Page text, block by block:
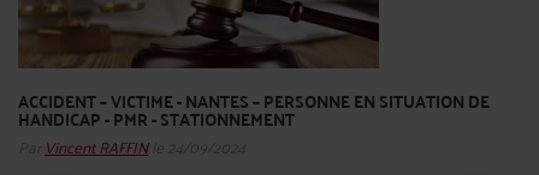
ACCIDENT – VICTIME - NANTES – PERSONNE EN SITUATION DE
HANDICAP - PMR - STATIONNEMENT
Par Vincent RAFFINle 24/09/2024